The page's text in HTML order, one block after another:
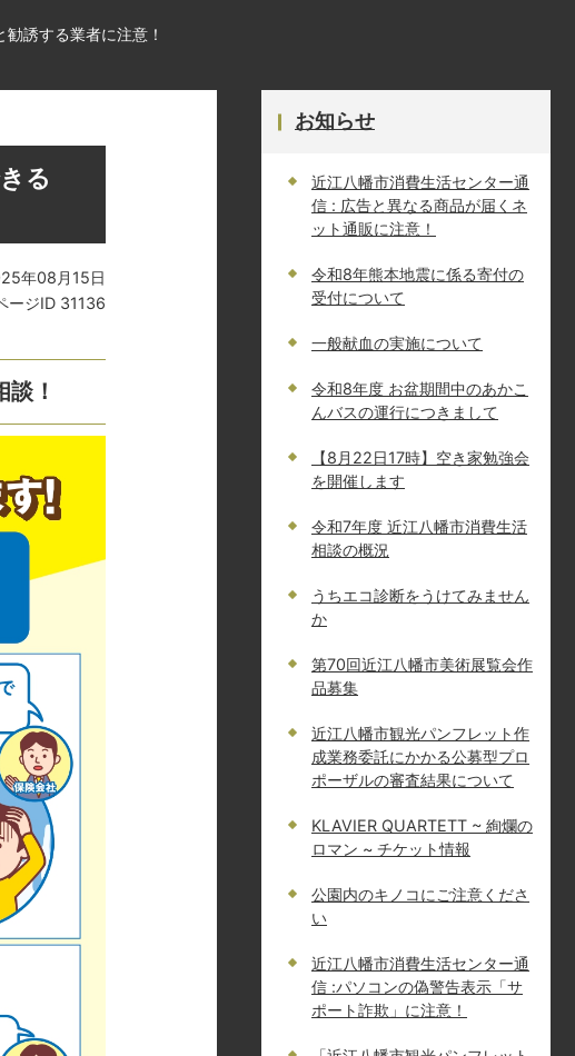
誘する業者に注意！
る
年08月15日
ージID 31136
！
お知らせ
近江八幡市消費生活センター通
信 : 広告と異なる商品が届くネ
ット通販に注意！
令和8年熊本地震に係る寄付の
受付について
一般献血の実施について
令和8年度 お盆期間中のあかこ
んバスの運行につきまして
【8月22日17時】空き家勉強会
を開催します
令和7年度 近江八幡市消費生活
相談の概況
うちエコ診断をうけてみません
か
第70回近江八幡市美術展覧会作
品募集
近江八幡市観光パンフレット作
成業務委託にかかる公募型プロ
ポーザルの審査結果について
KLAVIER QUARTETT ~ 絢爛の
ロマン ~ チケット情報
公園内のキノコにご注意くださ
い
近江八幡市消費生活センター通
信 :パソコンの偽警告表示「サ
ポート詐欺」に注意！